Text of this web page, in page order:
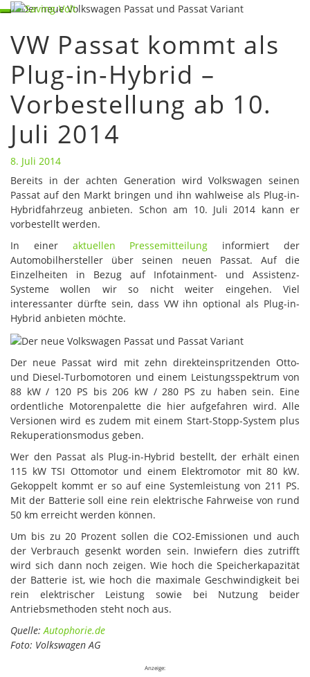
Skip
content
Toggle
VW
Passat
kommt
als
Plug-
in-
Hybrid
Vorbestellung
ab
10.
Juli
2014
VW Passat kommt als
Plug-in-Hybrid –
Vorbestellung ab 10.
Juli 2014
8. Juli 2014
Bereits in der achten Generation wird Volkswagen seinen
Passat auf den Markt bringen und ihn wahlweise als Plug-in-
Hybridfahrzeug anbieten. Schon am 10. Juli 2014 kann er
vorbestellt werden.
In einer aktuellen Pressemitteilung informiert der
Automobilhersteller über seinen neuen Passat. Auf die
Einzelheiten in Bezug auf Infotainment- und Assistenz-
Systeme wollen wir so nicht weiter eingehen. Viel
interessanter dürfte sein, dass VW ihn optional als Plug-in-
Hybrid anbieten möchte.
Der neue Passat wird mit zehn direkteinspritzenden Otto-
und Diesel-Turbomotoren und einem Leistungsspektrum von
88 kW / 120 PS bis 206 kW / 280 PS zu haben sein. Eine
ordentliche Motorenpalette die hier aufgefahren wird. Alle
Versionen wird es zudem mit einem Start-Stopp-System plus
Rekuperationsmodus geben.
Wer den Passat als Plug-in-Hybrid bestellt, der erhält einen
115 kW TSI Ottomotor und einem Elektromotor mit 80 kW.
Gekoppelt kommt er so auf eine Systemleistung von 211 PS.
Mit der Batterie soll eine rein elektrische Fahrweise von rund
50 km erreicht werden können.
Um bis zu 20 Prozent sollen die CO2-Emissionen und auch
der Verbrauch gesenkt worden sein. Inwiefern dies zutrifft
wird sich dann noch zeigen. Wie hoch die Speicherkapazität
der Batterie ist, wie hoch die maximale Geschwindigkeit bei
rein elektrischer Leistung sowie bei Nutzung beider
Antriebsmethoden steht noch aus.
Quelle: Autophorie.de
Foto: Volkswagen AG
Anzeige: